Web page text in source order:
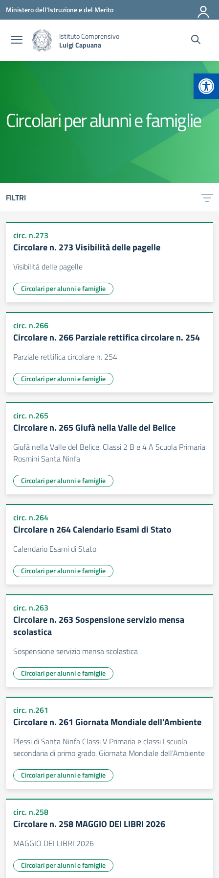
Vai ai contenuti
Vai al menu di navigazione
Vai al footer
Ministero dell'Istruzione e del Merito
Istituto Comprensivo
Luigi Capuana
Circolari per alunni e famiglie
FILTRI
circ. n.273
Circolare n. 273 Visibilità delle pagelle
Visibilità delle pagelle
Circolari per alunni e famiglie
circ. n.266
Circolare n. 266 Parziale rettifica circolare n. 254
Parziale rettifica circolare n. 254
Circolari per alunni e famiglie
circ. n.265
Circolare n. 265 Giufà nella Valle del Belice
Giufà nella Valle del Belice. Classi 2 B e 4 A Scuola Primaria
Rosmini Santa Ninfa
Circolari per alunni e famiglie
circ. n.264
Circolare n 264 Calendario Esami di Stato
Calendario Esami di Stato
Circolari per alunni e famiglie
circ. n.263
Circolare n. 263 Sospensione servizio mensa
scolastica
Sospensione servizio mensa scolastica
Circolari per alunni e famiglie
circ. n.261
Circolare n. 261 Giornata Mondiale dell’Ambiente
Plessi di Santa Ninfa Classi V Primaria e classi I scuola
secondaria di primo grado. Giornata Mondiale dell'Ambiente
Circolari per alunni e famiglie
circ. n.258
Circolare n. 258 MAGGIO DEI LIBRI 2026
MAGGIO DEI LIBRI 2026
Circolari per alunni e famiglie